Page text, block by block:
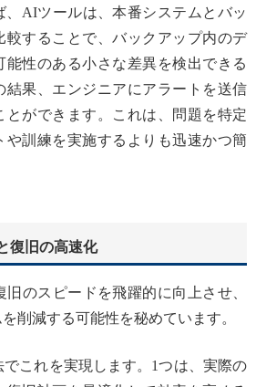
、AIツールは、本番システムとバッ
較することで、バックアップ内のデ
能性のある小さな差異を検出できる
結果、エンジニアにアラートを送信
とができます。これは、問題を特定
や訓練を実施するよりも迅速かつ簡
復旧の高速化
のスピードを飛躍的に向上させ、
削減する可能性を秘めています。
これを実現します。1つは、実際の